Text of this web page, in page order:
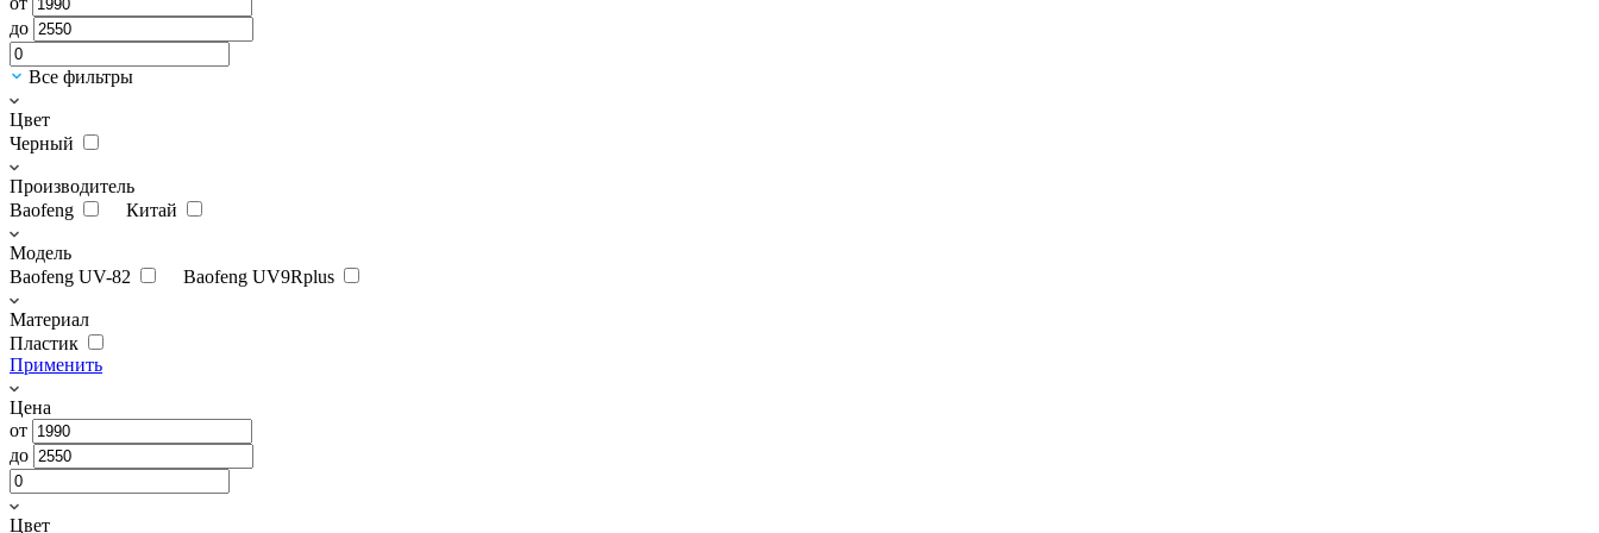
до
Все фильтры
Цвет
Черный
Производитель
Baofeng
Китай
Модель
Baofeng UV-82
Baofeng UV9Rplus
Материал
Пластик
Применить
Цена
от
до
Цвет